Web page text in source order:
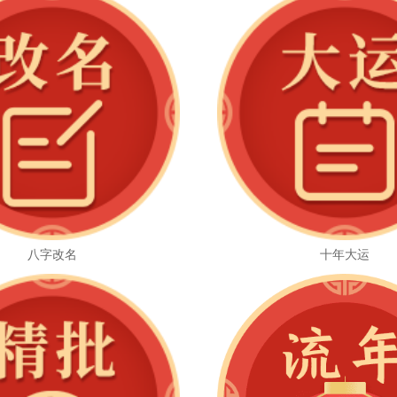
八字改名 十年大运